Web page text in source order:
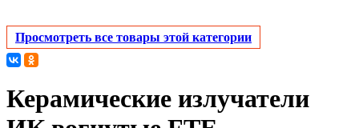
Просмотреть все товары этой категории
Керамические излучатели